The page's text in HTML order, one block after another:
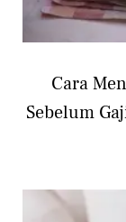
Cara
Sebelum